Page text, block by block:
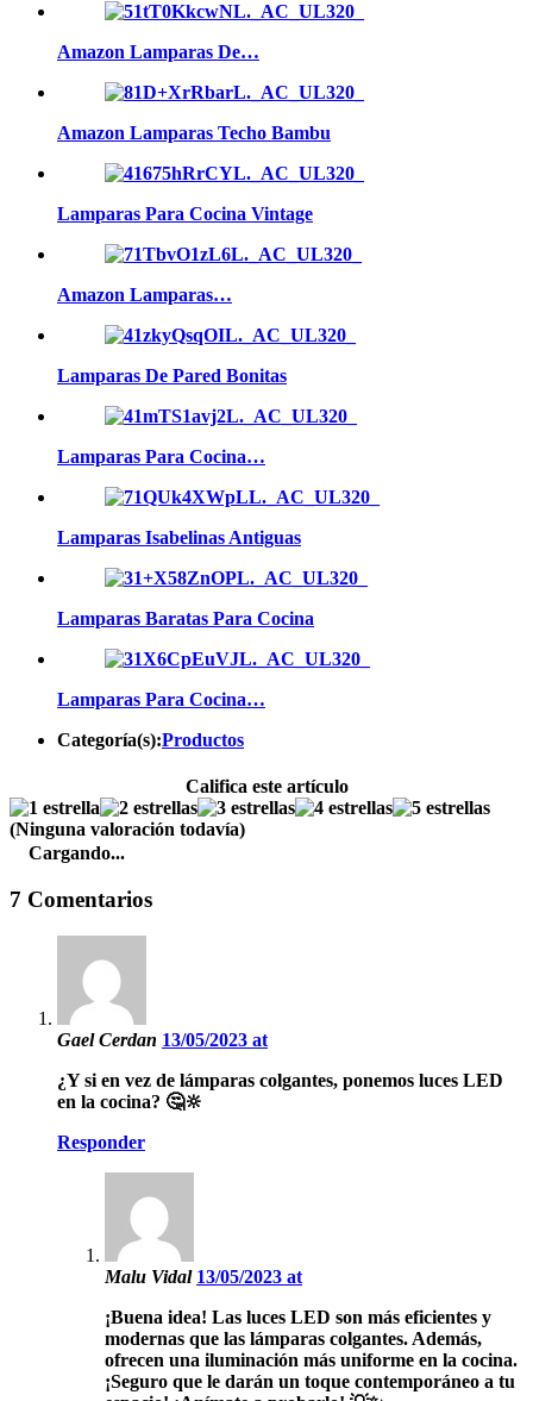
Amazon Lamparas De…
Amazon Lamparas Techo Bambu
Lamparas Para Cocina Vintage
Amazon Lamparas…
Lamparas De Pared Bonitas
Lamparas Para Cocina…
Lamparas Isabelinas Antiguas
Lamparas Baratas Para Cocina
Lamparas Para Cocina…
Categoría(s):Productos
Califica este artículo
(Ninguna valoración todavía)
Cargando...
7 Comentarios
Gael Cerdan 13/05/2023 at
¿Y si en vez de lámparas colgantes, ponemos luces LED
en la cocina? 🤔🔆
Responder
Malu Vidal 13/05/2023 at
¡Buena idea! Las luces LED son más eficientes y
modernas que las lámparas colgantes. Además,
ofrecen una iluminación más uniforme en la cocina.
¡Seguro que le darán un toque contemporáneo a tu